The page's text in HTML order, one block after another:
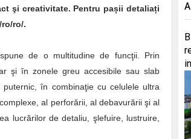
şi creativitate. Pentru pașii detaliați
ro/.
de o multitudine de funcţii. Prin
şi în zonele greu accesibile sau slab
în combinaţie cu celulele ultra
al perforării, al debavurării şi al
lucrărilor de detaliu, şlefuire, lustruire,